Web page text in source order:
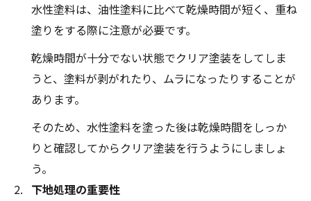
水性塗料は、油性塗料に比べて乾燥時間が短く、重ね
塗りをする際に注意が必要です。
乾燥時間が十分でない状態でクリア塗装をしてしま
うと、塗料が剥がれたり、ムラになったりすることが
あります。
そのため、水性塗料を塗った後は乾燥時間をしっか
りと確認してからクリア塗装を行うようにしましょ
う。
下地処理の重要性